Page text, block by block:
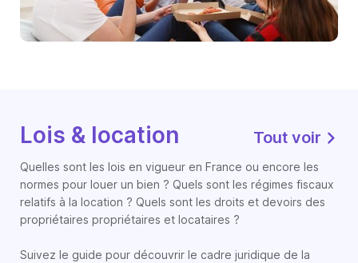
Lois & location Tout voir
Quelles sont les lois en vigueur en France ou encore les
normes pour louer un bien ? Quels sont les régimes fiscaux
relatifs à la location ? Quels sont les droits et devoirs des
propriétaires propriétaires et locataires ?
Suivez le guide pour découvrir le cadre juridique de la